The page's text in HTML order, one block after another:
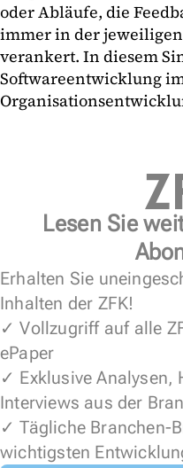
oder Abläufe, die
immer in der
verankert. In diesem
Softwareentwicklung
Lesen Sie
Erhalten Sie
Inhalten der ZFK!
✓ Vollzugriff auf alle
ePaper
✓ Exklusive Analysen,
Interviews aus der
✓ Tägliche Branchen-
wichtigsten